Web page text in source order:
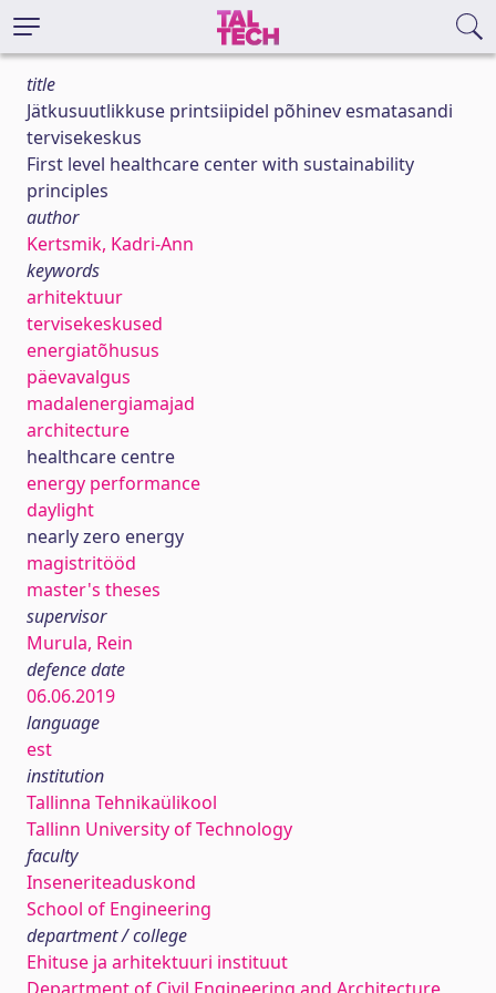
title
Jätkusuutlikkuse printsiipidel põhinev esmatasandi
tervisekeskus
First level healthcare center with sustainability
principles
author
Kertsmik, Kadri-Ann
keywords
arhitektuur
tervisekeskused
energiatõhusus
päevavalgus
madalenergiamajad
architecture
healthcare centre
energy performance
daylight
nearly zero energy
magistritööd
master's theses
supervisor
Murula, Rein
defence date
06.06.2019
language
est
institution
Tallinna Tehnikaülikool
Tallinn University of Technology
faculty
Inseneriteaduskond
School of Engineering
department / college
Ehituse ja arhitektuuri instituut